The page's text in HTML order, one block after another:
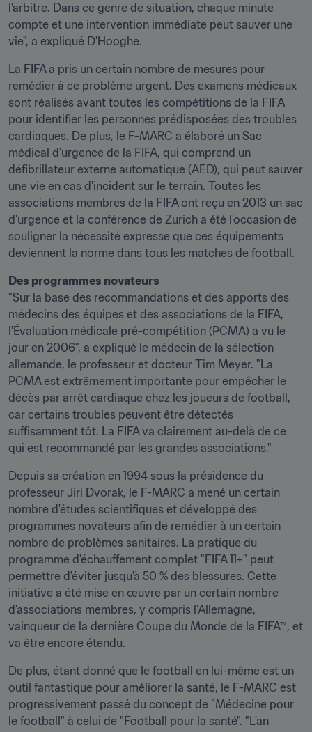
l'arbitre. Dans ce genre de situation, chaque minute
compte et une intervention immédiate peut sauver une
vie", a expliqué D'Hooghe.
La FIFA a pris un certain nombre de mesures pour
remédier à ce problème urgent. Des examens médicaux
sont réalisés avant toutes les compétitions de la FIFA
pour identifier les personnes prédisposées des troubles
cardiaques. De plus, le F-MARC a élaboré un Sac
médical d'urgence de la FIFA, qui comprend un
défibrillateur externe automatique (AED), qui peut sauver
une vie en cas d'incident sur le terrain. Toutes les
associations membres de la FIFA ont reçu en 2013 un sac
d'urgence et la conférence de Zurich a été l'occasion de
souligner la nécessité expresse que ces équipements
deviennent la norme dans tous les matches de football.
Des programmes novateurs
"Sur la base des recommandations et des apports des
médecins des équipes et des associations de la FIFA,
l'Évaluation médicale pré-compétition (PCMA) a vu le
jour en 2006", a expliqué le médecin de la sélection
allemande, le professeur et docteur Tim Meyer. "La
PCMA est extrêmement importante pour empêcher le
décès par arrêt cardiaque chez les joueurs de football,
car certains troubles peuvent être détectés
suffisamment tôt. La FIFA va clairement au-delà de ce
qui est recommandé par les grandes associations."
Depuis sa création en 1994 sous la présidence du
professeur Jiri Dvorak, le F-MARC a mené un certain
nombre d'études scientifiques et développé des
programmes novateurs afin de remédier à un certain
nombre de problèmes sanitaires. La pratique du
programme d'échauffement complet "FIFA 11+" peut
permettre d'éviter jusqu'à 50 % des blessures. Cette
initiative a été mise en œuvre par un certain nombre
d'associations membres, y compris l'Allemagne,
vainqueur de la dernière Coupe du Monde de la FIFA™, et
va être encore étendu.
De plus, étant donné que le football en lui-même est un
outil fantastique pour améliorer la santé, le F-MARC est
progressivement passé du concept de "Médecine pour
le football" à celui de "Football pour la santé". "L'an